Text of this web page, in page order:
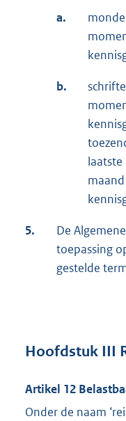
a.
b.
laatste
5.
De
toepassing
gestelde
Hoofdstuk III
Artikel 12
Onder de naam